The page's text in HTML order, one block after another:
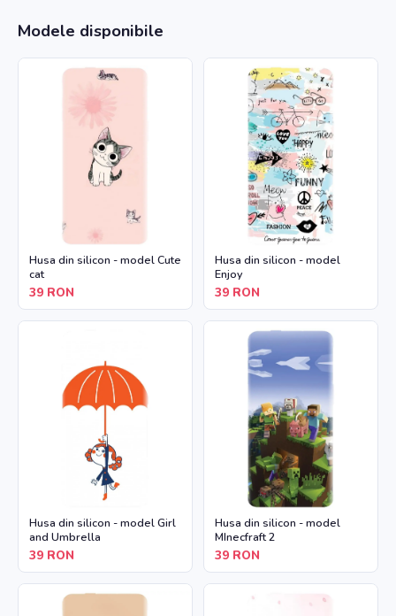
Modele disponibile
Husa din silicon - model Cute
cat
39 RON
Husa din silicon - model
Enjoy
39 RON
Husa din silicon - model Girl
and Umbrella
39 RON
Husa din silicon - model
MInecfraft 2
39 RON